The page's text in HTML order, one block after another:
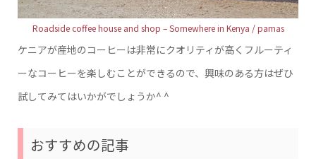
Roadside coffee house and shop – Somewhere in Kenya / pamas
ケニアが産地のコーヒーは非常にクオリティが高くフルーティ
ーなコーヒーを楽しむことができるので、興味のある方はぜひ
試してみてはいかがでしょうか^ ^
おすすめの記事